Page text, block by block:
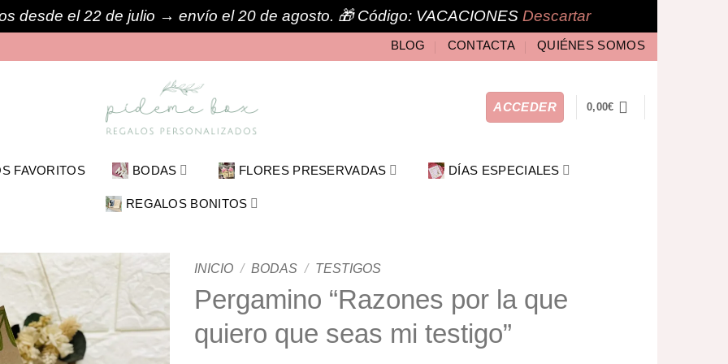
desde el 22 de julio → envío el 20 de agosto. 🎁 Código: VACACIONES Descartar
BLOG CONTACTA QUIÉNES SOMOS
ACCEDER 0,00€
FAVORITOS BODAS FLORES PRESERVADAS DÍAS ESPECIALES
REGALOS BONITOS
INICIO / BODAS / TESTIGOS
Pergamino “Razones por la que
quiero que seas mi testigo”